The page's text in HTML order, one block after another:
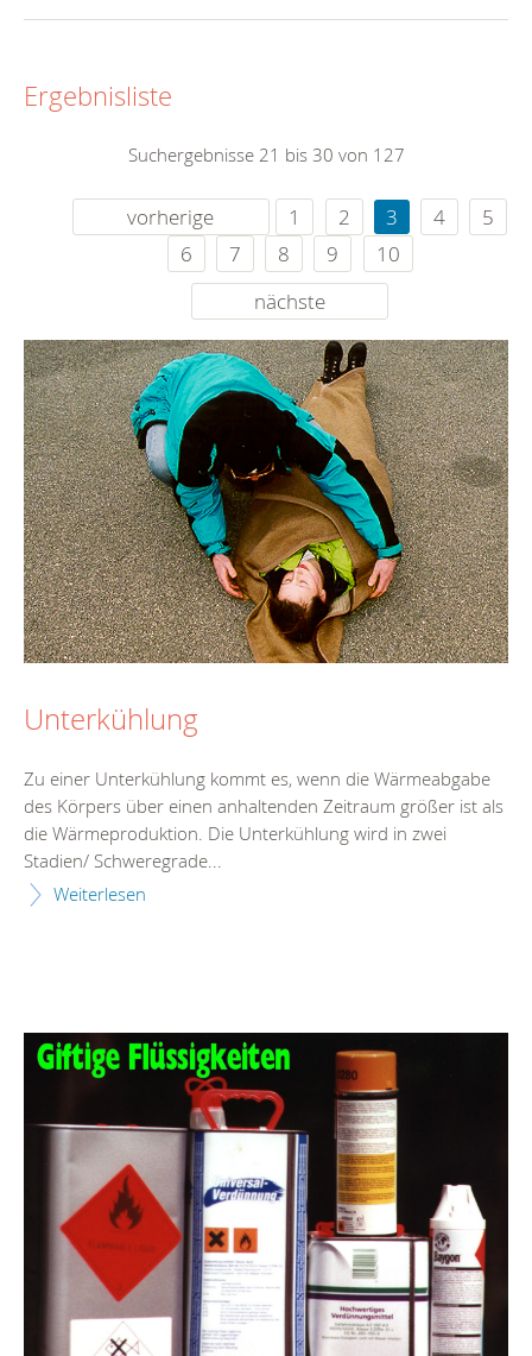
Ergebnisliste
Suchergebnisse 21 bis 30 von 127
vorherige 1 2 3 4
5
6
7 8 9
10
nächste
Unterkühlung
Zu einer Unterkühlung kommt es, wenn die Wärmeabgabe
des Körpers über einen anhaltenden Zeitraum größer ist als
die Wärmeproduktion. Die Unterkühlung wird in zwei
Stadien/ Schweregrade...
Weiterlesen